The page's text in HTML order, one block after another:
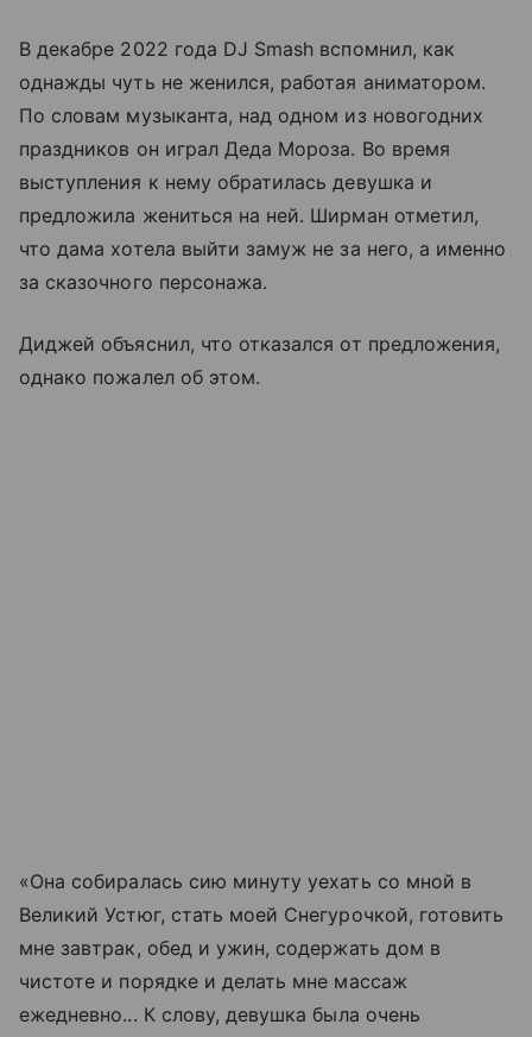
В декабре 2022 года DJ Smash вспомнил, как
однажды чуть не женился, работая аниматором.
По словам музыканта, над одном из новогодних
праздников он играл Деда Мороза. Во время
выступления к нему обратилась девушка и
предложила жениться на ней. Ширман отметил,
что дама хотела выйти замуж не за него, а именно
за сказочного персонажа.
Диджей объяснил, что отказался от предложения,
однако пожалел об этом.
«Она собиралась сию минуту уехать со мной в
Великий Устюг, стать моей Снегурочкой, готовить
мне завтрак, обед и ужин, содержать дом в
чистоте и порядке и делать мне массаж
ежедневно... К слову, девушка была очень